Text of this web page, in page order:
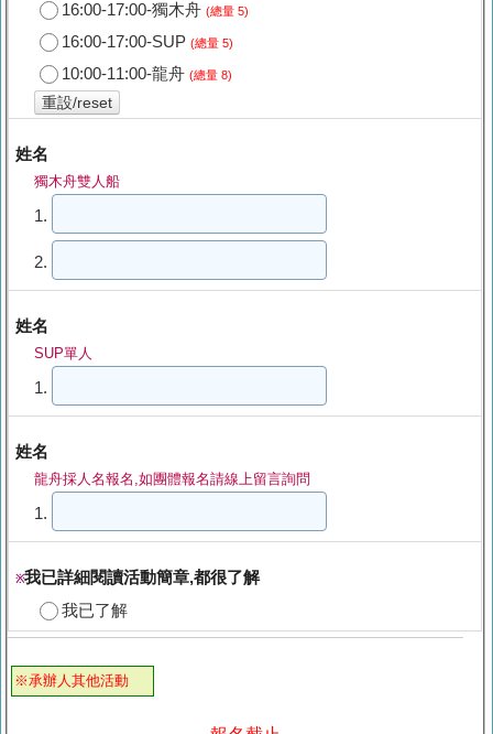
16:00-17:00-獨木舟 (總量 5)
16:00-17:00-SUP (總量 5)
10:00-11:00-龍舟 (總量 8)
重設/reset
姓名
獨木舟雙人船
1.
2.
姓名
SUP單人
1.
姓名
龍舟採人名報名,如團體報名請線上留言詢問
1.
※我已詳細閱讀活動簡章,都很了解
我已了解
※承辦人其他活動